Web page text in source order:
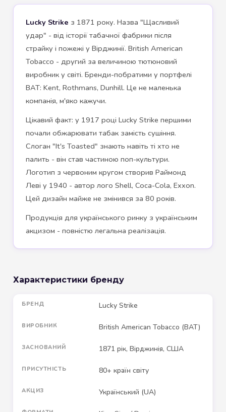
Lucky Strike з 1871 року. Назва "Щасливий
удар" - від історії табачної фабрики після
страйку і пожежі у Вірджинії. British American
Tobacco - другий за величиною тютюновий
виробник у світі. Бренди-побратими у портфелі
BAT: Kent, Rothmans, Dunhill. Це не маленька
компанія, м'яко кажучи.
Цікавий факт: у 1917 році Lucky Strike першими
почали обжарювати табак замість сушіння.
Слоган "It's Toasted" знають навіть ті хто не
палить - він став частиною поп-культури.
Логотип з червоним кругом створив Раймонд
Леві у 1940 - автор лого Shell, Coca-Cola, Exxon.
Цей дизайн майже не змінився за 80 років.
Продукція для українського ринку з українським
акцизом - повністю легальна реалізація.
Характеристики бренду
БРЕНД Lucky Strike
ВИРОБНИК British American Tobacco (BAT)
ЗАСНОВАНИЙ 1871 рік, Вірджинія, США
ПРИСУТНІСТЬ 80+ країн світу
АКЦИЗ Український (UA)